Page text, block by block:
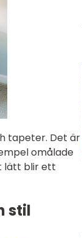
tapeter. Det är
omålade
lätt blir ett
stil